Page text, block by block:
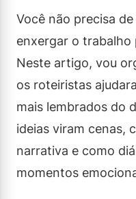
Você não precisa
enxergar o trabalho
Neste artigo, vou
os roteiristas
mais lembrados do
ideias viram cenas,
narrativa e como
momentos